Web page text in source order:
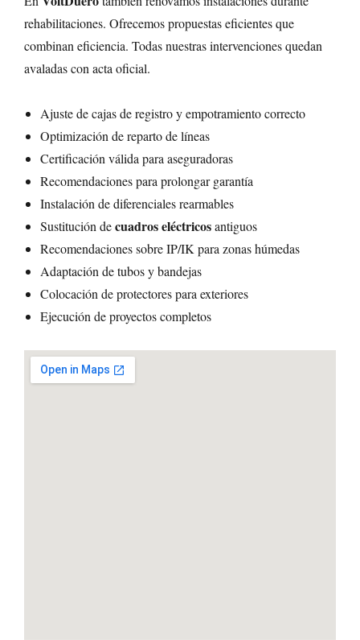
rehabilitaciones. Ofrecemos propuestas eficientes que
combinan eficiencia. Todas nuestras intervenciones quedan
avaladas con acta oficial.
Ajuste de cajas de registro y empotramiento correcto
Optimización de reparto de líneas
Certificación válida para aseguradoras
Recomendaciones para prolongar garantía
Instalación de diferenciales rearmables
Sustitución decuadros eléctricosantiguos
Recomendaciones sobre IP/IK para zonas húmedas
Adaptación de tubos y bandejas
Colocación de protectores para exteriores
Ejecución de proyectos completos